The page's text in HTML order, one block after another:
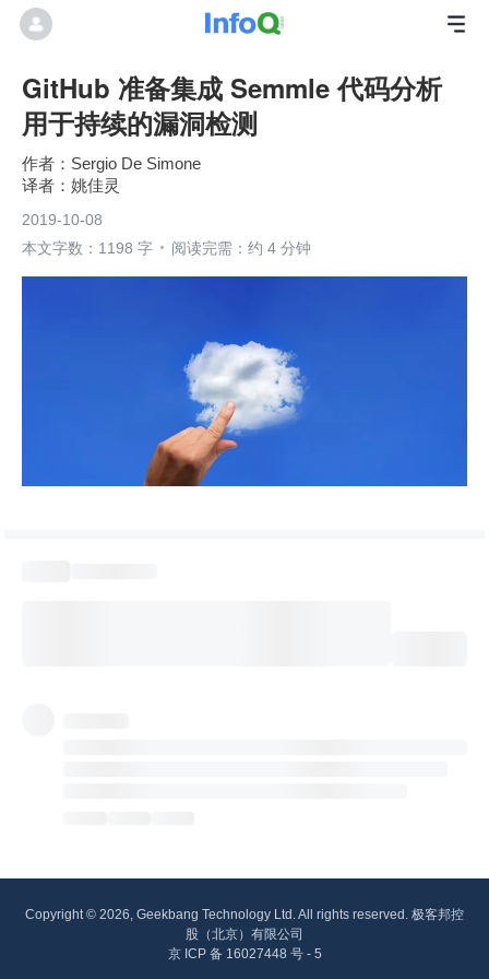
GitHub 准备集成 Semmle 代码分析
用于持续的漏洞检测
Sergio De Simone
姚佳灵
2019-10-08
本文字数：1198 字
阅读完需：约 4 分钟
Copyright © 2026, Geekbang Technology Ltd. All rights reserved. 极客邦控
股（北京）有限公司
京 ICP 备 16027448 号 - 5